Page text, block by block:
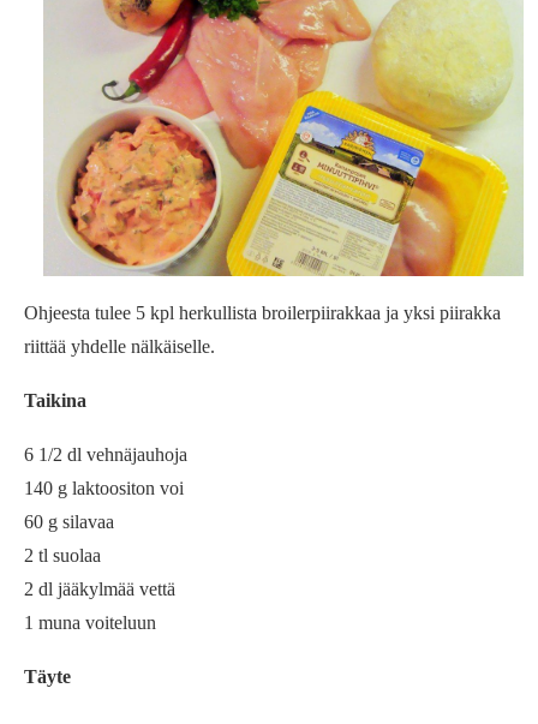
Ohjeesta tulee 5 kpl herkullista broilerpiirakkaa ja yksi piirakka
riittää yhdelle nälkäiselle.
Taikina
6 1/2 dl vehnäjauhoja
140 g laktoositon voi
60 g silavaa
2 tl suolaa
2 dl jääkylmää vettä
1 muna voiteluun
Täyte